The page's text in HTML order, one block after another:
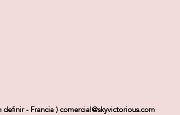
definir - Francia ) comercial@skyvictorious.com